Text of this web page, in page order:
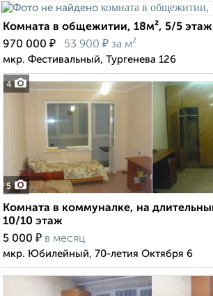
4
Комната в общежитии, 18м², 5/5 этаж
970 000 ₽ 53 900 ₽ за м²
мкр. Фестивальный, Тургенева 126
5
Комната в коммуналке, на
10/10 этаж
5 000 ₽ в месяц
мкр. Юбилейный, 70-летия Октября 6